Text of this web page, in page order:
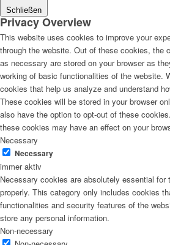
Schließen
Privacy Overview
This website uses cookies to improve your
through the website. Out of these cookies, the
as necessary are stored on your browser as
working of basic functionalities of the website.
cookies that help us analyze and understand
These cookies will be stored in your browser
also have the option to opt-out of these
these cookies may have an effect on your
Necessary
Necessary
immer aktiv
Necessary cookies are absolutely essential for
properly. This category only includes cookies
functionalities and security features of the
store any personal information.
Non-necessary